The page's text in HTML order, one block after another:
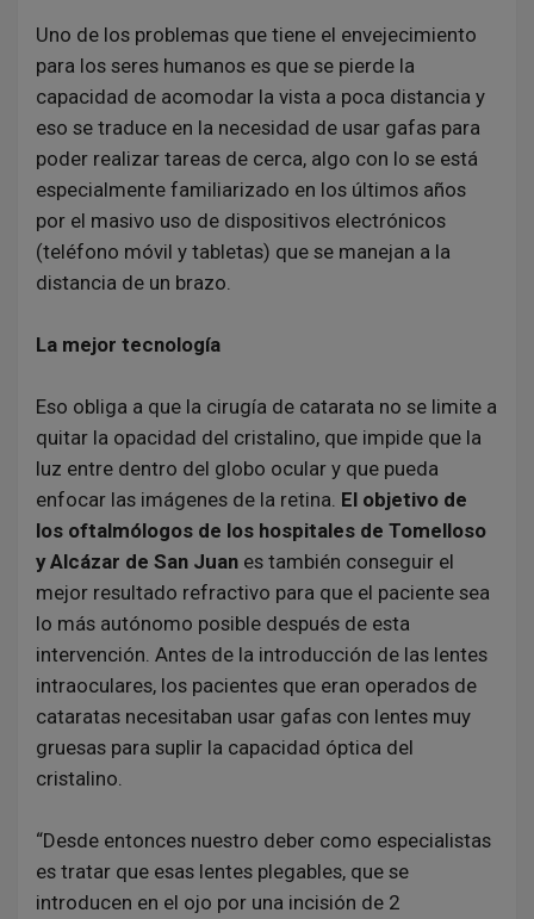
Uno de los problemas que tiene el envejecimiento
para los seres humanos es que se pierde la
capacidad de acomodar la vista a poca distancia y
eso se traduce en la necesidad de usar gafas para
poder realizar tareas de cerca, algo con lo se está
especialmente familiarizado en los últimos años
por el masivo uso de dispositivos electrónicos
(teléfono móvil y tabletas) que se manejan a la
distancia de un brazo.
La mejor tecnología
Eso obliga a que la cirugía de catarata no se limite a
quitar la opacidad del cristalino, que impide que la
luz entre dentro del globo ocular y que pueda
enfocar las imágenes de la retina. El objetivo de
los oftalmólogos de los hospitales de Tomelloso
y Alcázar de San Juan es también conseguir el
mejor resultado refractivo para que el paciente sea
lo más autónomo posible después de esta
intervención. Antes de la introducción de las lentes
intraoculares, los pacientes que eran operados de
cataratas necesitaban usar gafas con lentes muy
gruesas para suplir la capacidad óptica del
cristalino.
“Desde entonces nuestro deber como especialistas
es tratar que esas lentes plegables, que se
introducen en el ojo por una incisión de 2